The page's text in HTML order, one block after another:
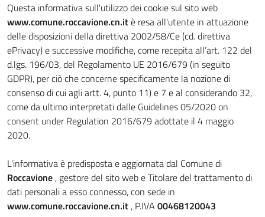
Questa informativa sull'utilizzo dei cookie sul sito web
www.comune.roccavione.cn.itè resa all'utente in attuazione
delle disposizioni della direttiva 2002/58/Ce (cd. direttiva
ePrivacy) e successive modifiche, come recepita all’art. 122 del
d.lgs. 196/03, del Regolamento UE 2016/679 (in seguito
GDPR), per ciò che concerne specificamente la nozione di
consenso di cui agli artt. 4, punto 11) e 7 e al considerando 32,
come da ultimo interpretati dalle Guidelines 05/2020 on
consent under Regulation 2016/679 adottate il 4 maggio
2020.
L'informativa è predisposta e aggiornata dal Comune di
Roccavione, gestore del sito web e Titolare del trattamento di
dati personali a esso connesso, con sede in
www.comune.roccavione.cn.it, P.IVA 00468120043